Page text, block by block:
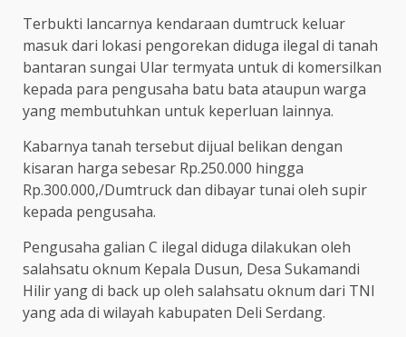
Terbukti lancarnya kendaraan dumtruck keluar
masuk dari lokasi pengorekan diduga ilegal di tanah
bantaran sungai Ular termyata untuk di komersilkan
kepada para pengusaha batu bata ataupun warga
yang membutuhkan untuk keperluan lainnya.
Kabarnya tanah tersebut dijual belikan dengan
kisaran harga sebesar Rp.250.000 hingga
Rp.300.000,/Dumtruck dan dibayar tunai oleh supir
kepada pengusaha.
Pengusaha galian C ilegal diduga dilakukan oleh
salahsatu oknum Kepala Dusun, Desa Sukamandi
Hilir yang di back up oleh salahsatu oknum dari TNI
yang ada di wilayah kabupaten Deli Serdang.